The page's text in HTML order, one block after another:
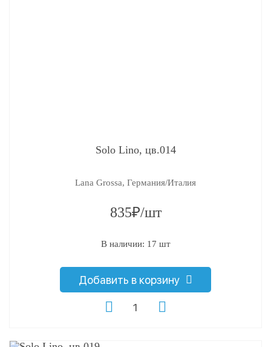
Solo Lino, цв.014
Lana Grossa, Германия/Италия
835₽/шт
В наличии: 17 шт
Добавить в корзину